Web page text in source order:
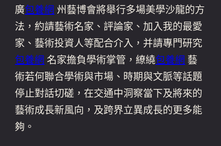
廣包養網 州藝博會將舉行多場美學沙龍的方
法，約請藝術名家、評論家、加入我的最愛
家、藝術投資人等配合介入，并請專門研究
包養網 名家擔負學術掌管，繚繞包養網 藝
術若何聯合學術與市場、時期與文脈等話題
停止對話切磋，在交通中洞察當下及將來的
藝術成長新風向，及跨界立異成長的更多能
夠。